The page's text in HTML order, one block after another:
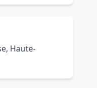
Haute-